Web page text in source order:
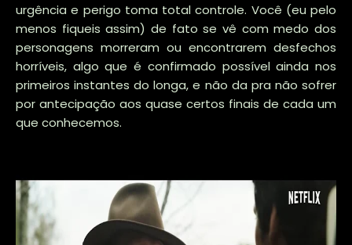
urgência e perigo toma total controle. Você (eu pelo
menos fiqueis assim) de fato se vê com medo dos
personagens morreram ou encontrarem desfechos
horríveis, algo que é confirmado possível ainda nos
primeiros instantes do longa, e não da pra não sofrer
por antecipação aos quase certos finais de cada um
que conhecemos.